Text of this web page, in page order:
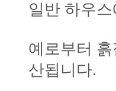
일반 하우
예로부터
산됩니다.